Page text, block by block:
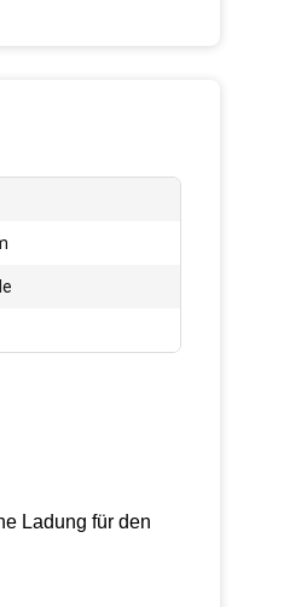
Ladung für den